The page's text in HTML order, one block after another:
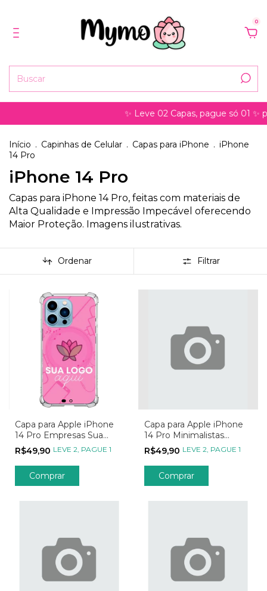
0
✨ Leve 02 Capas, pague só 01 ✨
Início . Capinhas de Celular . Capas para iPhone . iPhone
14 Pro
iPhone 14 Pro
Capas para iPhone 14 Pro, feitas com materiais de
Alta Qualidade e Impressão Impecável oferecendo
Maior Proteção. Imagens ilustrativas.
Ordenar Filtrar
Capa para Apple iPhone
14 Pro Empresas Sua
Logo
R$49,90 LEVE 2, PAGUE 1
Comprar
Capa para Apple iPhone
14 Pro Minimalistas
Nome Lateral com
Corações
R$49,90 LEVE 2, PAGUE 1
Comprar